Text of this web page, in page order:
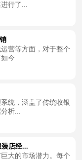
行了...
营等方面，对于整个
今...
统，涵盖了传统收银
析...
店经...
大的市场潜力。每个